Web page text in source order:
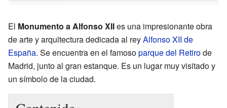
El Monumento a Alfonso XIIes una impresionante obra
de arte y arquitectura dedicada al reyAlfonso XII de
España. Se encuentra en el famosoparque del Retirode
Madrid, junto al gran estanque. Es un lugar muy visitado y
un símbolo de la ciudad.